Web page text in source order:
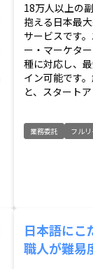
18万人以上の
抱える日本最
サービスです
ー・マーケタ
種に対応し、
イン可能です
と、スタート
業務委託 フル
日本語にこ
職人が難易